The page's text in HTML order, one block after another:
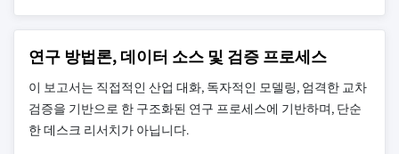
연구 방법론, 데이터 소스 및 검증 프로세스
이 보고서는 직접적인 산업 대화, 독자적인 모델링, 엄격한 교차
검증을 기반으로 한 구조화된 연구 프로세스에 기반하며, 단순
한 데스크 리서치가 아닙니다.